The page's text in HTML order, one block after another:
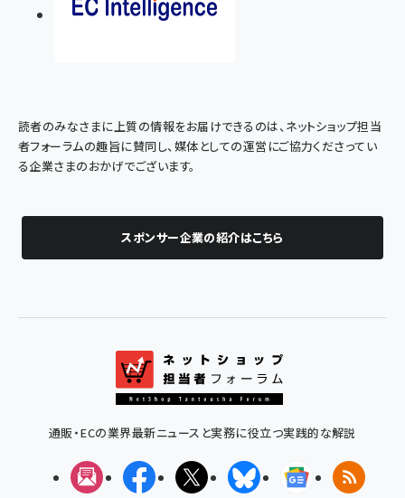
読者のみなさまに上質の情報をお届けできるのは、ネットショップ担当
者フォーラムの趣旨に賛同し、媒体としての運営にご協力くださってい
る企業さまのおかげでございます。
スポンサー企業の紹介はこちら
通販・ECの業界最新ニュースと実務に役立つ実践的な解説
メルマガFacebookX(エックス)BlueskyGoogleニュ
RSS